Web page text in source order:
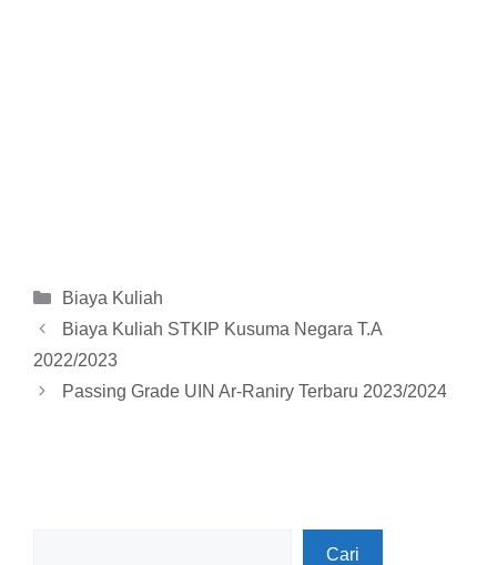
Kategori
Biaya Kuliah
Biaya Kuliah STKIP Kusuma Negara T.A
2022/2023
Passing Grade UIN Ar-Raniry Terbaru 2023/2024
Cari